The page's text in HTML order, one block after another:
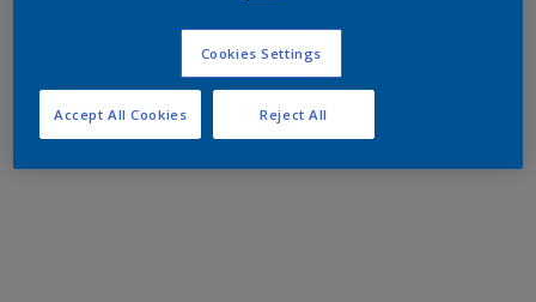
Cookies Settings
Reject All
Accept All Cookies